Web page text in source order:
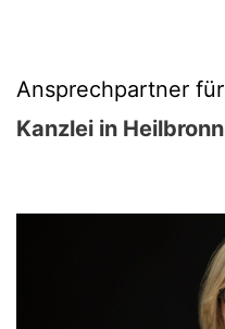
Ansprechpartner für
Kanzlei in Heilbronn